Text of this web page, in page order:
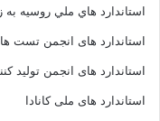
استاندارد هاي ملي روسيه به
استاندارد های انجمن تست
استاندارد های انجمن توليد
استاندارد های ملی کانادا